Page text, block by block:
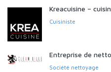
Kreacuisine –
Cuisiniste
Entreprise de
Société nettoyage